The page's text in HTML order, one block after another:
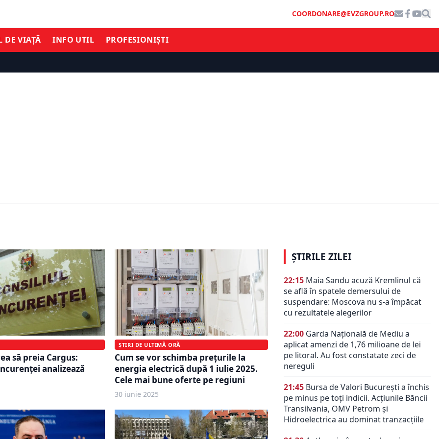
COORDONARE@EVZGROUP.RO
DE VIAȚĂ INFO UTIL PROFESIONIȘTI
să preia Cargus:
analizează
ȘTIRI DE ULTIMĂ ORĂ
Cum se vor schimba prețurile la
energia electrică după 1 iulie 2025.
Cele mai bune oferte pe regiuni
30 iunie 2025
ȘTIRILE ZILEI
22:15 Maia Sandu acuză Kremlinul că
se află în spatele demersului de
suspendare: Moscova nu s-a împăcat
cu rezultatele alegerilor
22:00 Garda Națională de Mediu a
aplicat amenzi de 1,76 milioane de lei
pe litoral. Au fost constatate zeci de
nereguli
21:45 Bursa de Valori București a închis
pe minus pe toți indicii. Acțiunile Băncii
Transilvania, OMV Petrom și
Hidroelectrica au dominat tranzacțiile